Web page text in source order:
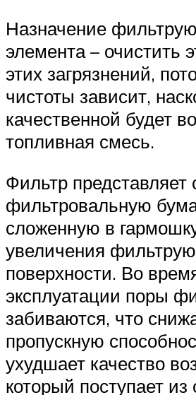
Назначение
элемента – очистить
этих загрязнений,
чистоты зависит,
качественной будет
топливная смесь.
Фильтр представляет
фильтровальную
сложенную в
увеличения
поверхности. Во
эксплуатации поры
забиваются, что
пропускную
ухудшает качество
который поступает